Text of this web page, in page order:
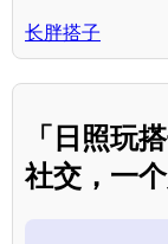
长胖搭子
「日照玩
社交，一